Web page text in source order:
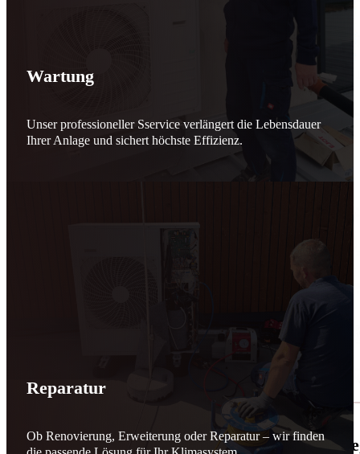
🌬️☀️ Mehr erneuerbare Energie für
Wartung
Unser professioneller Sservice verlängert die Lebensdauer
Ihrer Anlage und sichert höchste Effizienz.
Reparatur
Ob Renovierung, Erweiterung oder Reparatur – wir finden